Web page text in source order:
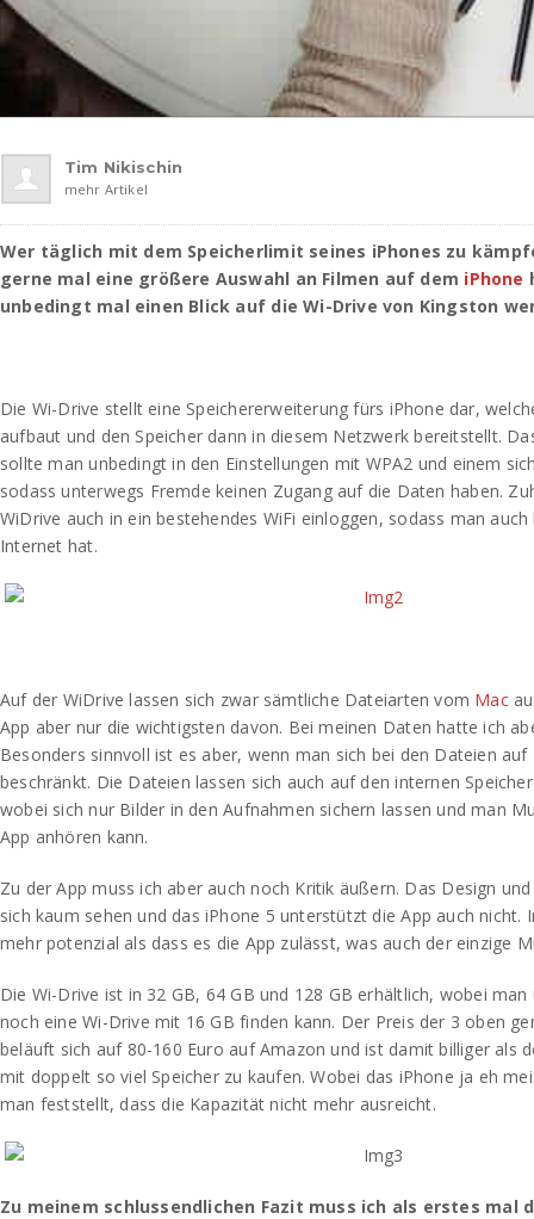
Tim Nikischin
mehr Artikel
Wer täglich mit dem Speicherlimit seines iPhones zu
gerne mal eine größere Auswahl an Filmen auf dem iPhone
unbedingt mal einen Blick auf die Wi-Drive von Kingston
Die Wi-Drive stellt eine Speichererweiterung fürs iPhone dar,
aufbaut und den Speicher dann in diesem Netzwerk bereitstellt.
sollte man unbedingt in den Einstellungen mit WPA2 und einem
sodass unterwegs Fremde keinen Zugang auf die Daten haben.
WiDrive auch in ein bestehendes WiFi einloggen, sodass man
Internet hat.
Auf der WiDrive lassen sich zwar sämtliche Dateiarten vom Mac
App aber nur die wichtigsten davon. Bei meinen Daten hatte ich
Besonders sinnvoll ist es aber, wenn man sich bei den Dateien
beschränkt. Die Dateien lassen sich auch auf den internen
wobei sich nur Bilder in den Aufnahmen sichern lassen und man
App anhören kann.
Zu der App muss ich aber auch noch Kritik äußern. Das Design
sich kaum sehen und das iPhone 5 unterstützt die App auch nicht.
mehr potenzial als dass es die App zulässt, was auch der einzige
Die Wi-Drive ist in 32 GB, 64 GB und 128 GB erhältlich, wobei
noch eine Wi-Drive mit 16 GB finden kann. Der Preis der 3 oben
beläuft sich auf 80-160 Euro auf Amazon und ist damit billiger als
mit doppelt so viel Speicher zu kaufen. Wobei das iPhone ja eh
man feststellt, dass die Kapazität nicht mehr ausreicht.
Zu meinem schlussendlichen Fazit muss ich als erstes mal